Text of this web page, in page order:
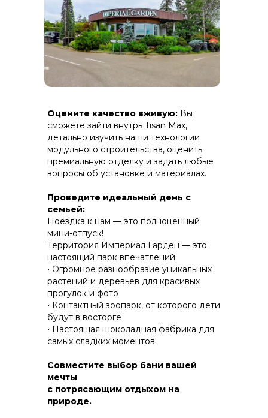
Оцените качество вживую: Вы
сможете зайти внутрь Tisan Max,
детально изучить наши технологии
модульного строительства, оценить
премиальную отделку и задать любые
вопросы об установке и материалах.
Проведите идеальный день с
семьей:
Поездка к нам — это полноценный
мини-отпуск!
Территория Империал Гарден — это
настоящий парк впечатлений:
• Огромное разнообразие уникальных
растений и деревьев для красивых
прогулок и фото
• Контактный зоопарк, от которого дети
будут в восторгe
• Настоящая шоколадная фабрика для
самых сладких моментов
Совместите выбор бани вашей
мечты
с потрясающим отдыхом на
природе.
(дерево-полимерный композит) на
скрытом крепеже.
ПРАКТИЧНОСТЬ И ЗАЩИТА ОТ НЕПОГОДЫ
КОНСТРУКТИВ И
ЭНЕРГОЭФФЕКТИВНОСТЬ